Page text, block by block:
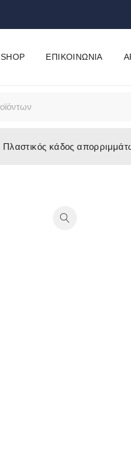
SHOP ΕΠΙΚΟΙΝΩΝΊΑ
Πλαστικός κάδος